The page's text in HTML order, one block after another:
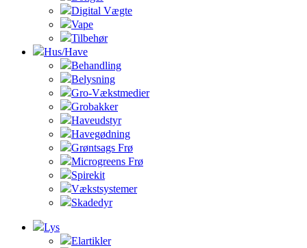
Digital Vægte
Vape
Tilbehør
Hus/Have
Behandling
Belysning
Gro-Vækstmedier
Grobakker
Haveudstyr
Havegødning
Grøntsags Frø
Microgreens Frø
Spirekit
Vækstsystemer
Skadedyr
Lys
Elartikler